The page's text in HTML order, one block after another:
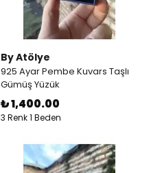
By Atölye
925 Ayar Pembe Kuvars Taşlı
Gümüş Yüzük
₺ 1,400.00
3 Renk 1 Beden